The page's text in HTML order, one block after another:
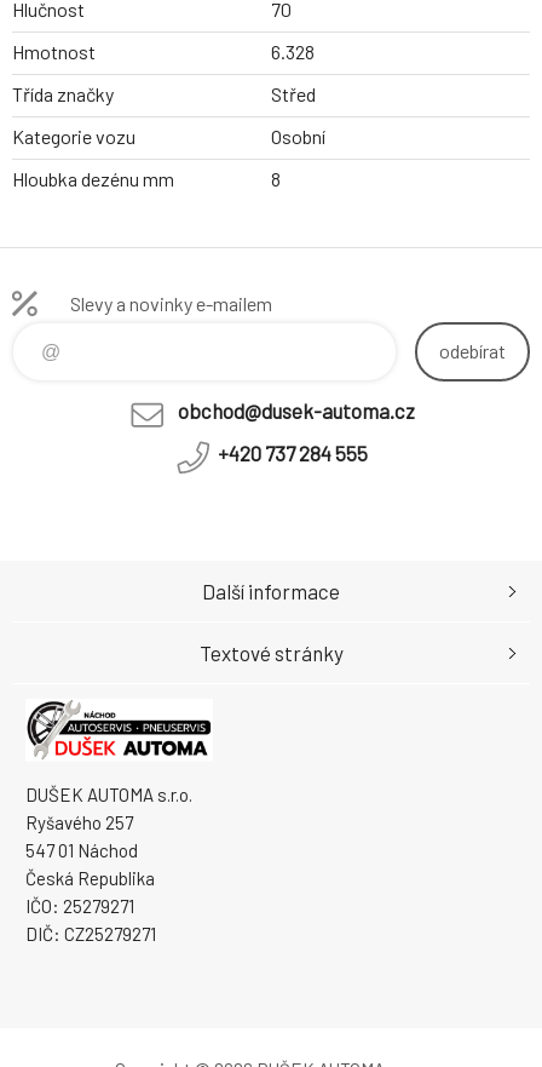
Hlučnost
70
Hmotnost
6.328
Třída značky
Střed
Kategorie vozu
Osobní
Hloubka dezénu mm
8
Slevy a novinky e-mailem
odebírat
obchod@dusek-automa.cz
+420 737 284 555
DUŠEK AUTOMA s.r.o.
Ryšavého 257
547 01 Náchod
Česká Republika
IČO: 25279271
DIČ: CZ25279271
Další informace
Textové stránky